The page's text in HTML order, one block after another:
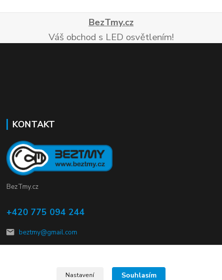
BezTmy.cz
Váš obchod s LED osvětlením!
KONTAKT
BezTmy.cz
+420 775 094 244
beztmy@gmail.com
Nastavení Souhlasím